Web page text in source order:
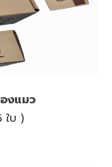
งแมว
ใบ )